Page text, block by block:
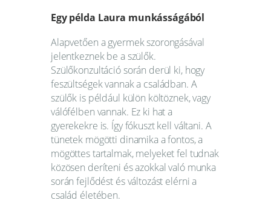
Egy példa Laura munkásságából
Alapvetően a gyermek szorongásával
jelentkeznek be a szülők.
Szülőkonzultáció során derül ki, hogy
feszültségek vannak a családban. A
szülők is például külön költöznek, vagy
válófélben vannak. Ez ki hat a
gyerekekre is. Így fókuszt kell váltani. A
tünetek mögötti dinamika a fontos, a
mögöttes tartalmak, melyeket fel tudnak
közösen deríteni és azokkal való munka
során fejlődést és változást elérni a
család életében.